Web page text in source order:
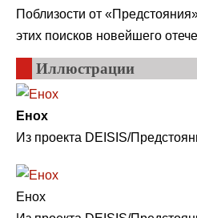
Поблизости от
этих поисков новейшего
Иллюстрации
Енох
Из проекта DEISIS/
Енох